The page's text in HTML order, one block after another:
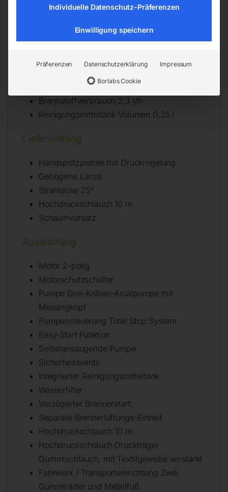
Motor Drehzahl 2800 min¯¹
Anschlussspannung 230 V
Schallleistungspegel LwA 96 dB(A)
Brennstofftank Volumen 4 l
Brennstoffverbrauch 2,3 l/h
Reinigungsmitteltank Volumen 0,25 l
Lieferumfang
Handspritzpistole mit Druckregelung
Gebogene Lanze
Strahldüse 25°
Hochdruckschlauch 10 m
Schaumvorsatz
Ausstattung
Motor 2-polig
Motorschutzschalter
Pumpe Drei-Kolben-Axialpumpe mit
Messingkopf
Pumpensteuerung Total Stop System
Easy-Start Funktion
Selbstansaugende Pumpe
Sicherheitsventil
Integrierter Reinigungsmitteltank
Wasserfilter
Verzögerter Brennerstart
Separate Brennerlüftungs-Einheit
Hochdruckschlauch 10 m
Hochdruckschlauch Druckträger
Gummischlauch, mit Textilgewebe verstärkt
Fahrwerk / Transporteinrichtung Zwei
Gummiräder und Metallfuß
Individuelle Datenschutz-Präferenzen
Einwilligung speichern
Präferenzen Datenschutzerklärung Impressum
Borlabs Cookie